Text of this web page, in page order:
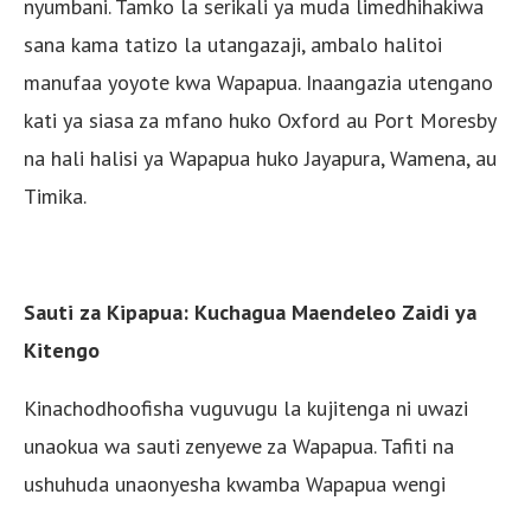
nyumbani. Tamko la serikali ya muda limedhihakiwa
sana kama tatizo la utangazaji, ambalo halitoi
manufaa yoyote kwa Wapapua. Inaangazia utengano
kati ya siasa za mfano huko Oxford au Port Moresby
na hali halisi ya Wapapua huko Jayapura, Wamena, au
Timika.
Sauti za Kipapua: Kuchagua Maendeleo Zaidi ya
Kitengo
Kinachodhoofisha vuguvugu la kujitenga ni uwazi
unaokua wa sauti zenyewe za Wapapua. Tafiti na
ushuhuda unaonyesha kwamba Wapapua wengi